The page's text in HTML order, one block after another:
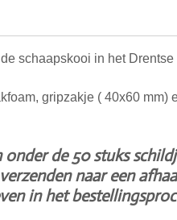
schaapskooi in het Drentse
gripzakje ( 40x60 mm)
de 50 stuks
naar een
in het